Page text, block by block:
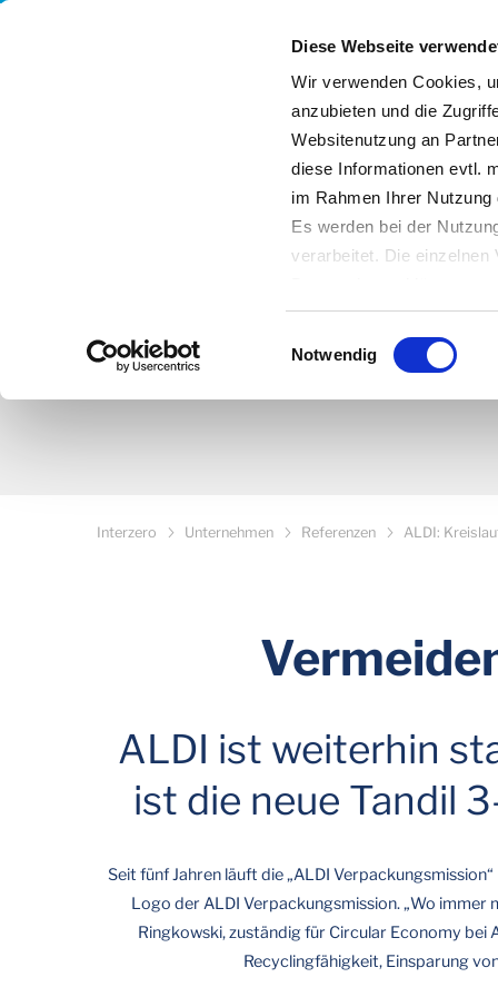
Diese Webseite
Wir verwenden Cookies,
anzubieten und die
Websitenutzung an
diese Informationen evtl.
im Rahmen Ihrer
Es werden bei der
verarbeitet. Die einzelnen
Datenübertragung in
von Drittanbietern
Datenschutz dieser
Einwilligung. Sie können
Einwilligungsauswahl
Notwendig
Unternehmen Nachhaltigkeit
Interzero Unternehmen Referenzen ALDI:
ALDI ist weiterhin
ist die neue Tandil
Seit fünf Jahren läuft die „ALDI
Logo der ALDI Verpackungsmission. „Wo
Ringkowski, zuständig für Circular Economy
Recyclingfähigkeit, Einsparung